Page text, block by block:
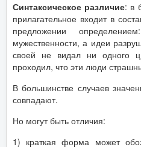
Синтаксическое различие: в
прилагательное входит в
предложении
мужественности, а идеи
своей не видал ни
проходил, что эти люди
В большинстве случаев
совпадают.
Но могут быть отличия:
1) краткая форма может